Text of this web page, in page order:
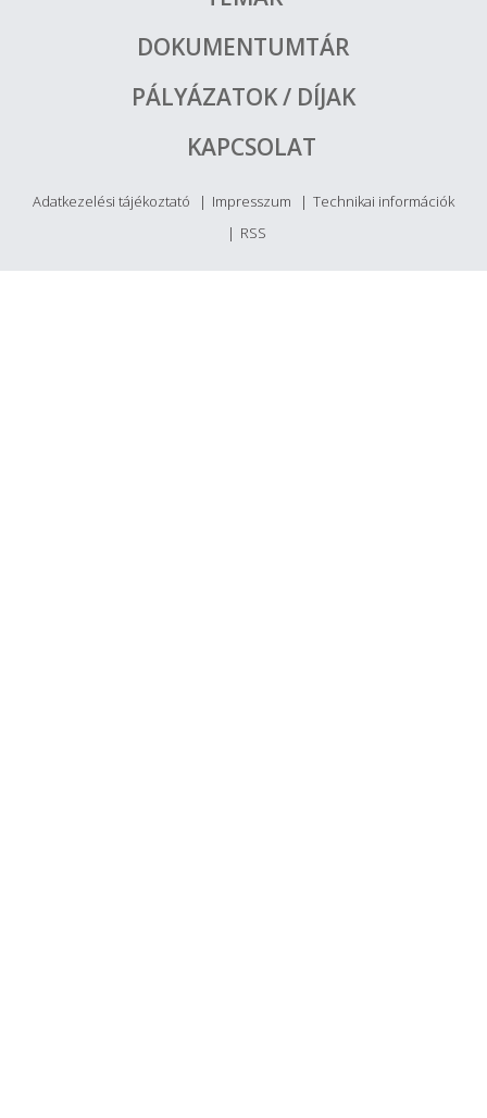
DOKUMENTUMTÁR
PÁLYÁZATOK / DÍJAK
KAPCSOLAT
Adatkezelési tájékoztató Impresszum
Technikai információk
RSS